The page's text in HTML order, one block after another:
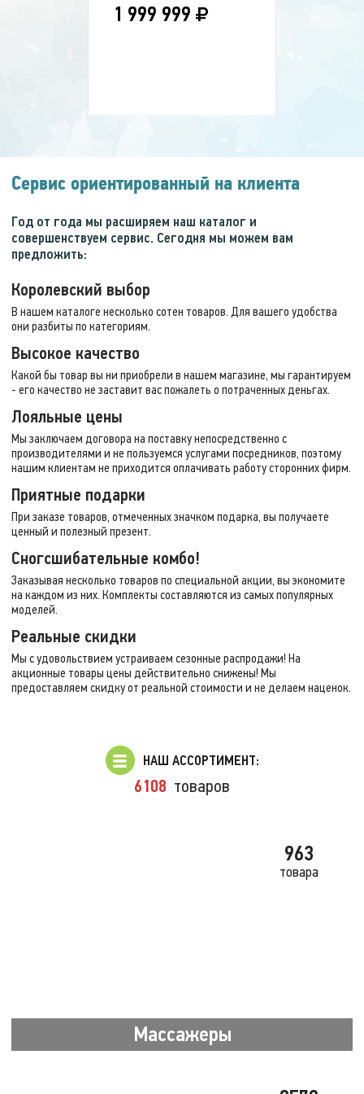
Массажное кресло
CARAT Dual
880 000 руб.
569 999
ВЫ ЭКОНОМИТЕ:
1 999 999
Сервис ориентированный на клиента
Год от года мы расширяем наш каталог и
совершенствуем сервис. Сегодня мы можем вам
предложить:
Королевский выбор
В нашем каталоге несколько сотен товаров. Для вашего удобства
они разбиты по категориям.
Высокое качество
Какой бы товар вы ни приобрели в нашем магазине, мы гарантируем
- его качество не заставит вас пожалеть о потраченных деньгах.
Лояльные цены
Мы заключаем договора на поставку непосредственно с
производителями и не пользуемся услугами посредников, поэтому
нашим клиентам не приходится оплачивать работу сторонних фирм.
Приятные подарки
При заказе товаров, отмеченных значком подарка, вы получаете
ценный и полезный презент.
Сногсшибательные комбо!
Заказывая несколько товаров по специальной акции, вы экономите
на каждом из них. Комплекты составляются из самых популярных
моделей.
Реальные скидки
Мы с удовольствием устраиваем сезонные распродажи! На
акционные товары цены действительно снижены! Мы
предоставляем скидку от реальной стоимости и не делаем наценок.
НАШ АССОРТИМЕНТ:
6108 товаров
963
товара
Массажеры